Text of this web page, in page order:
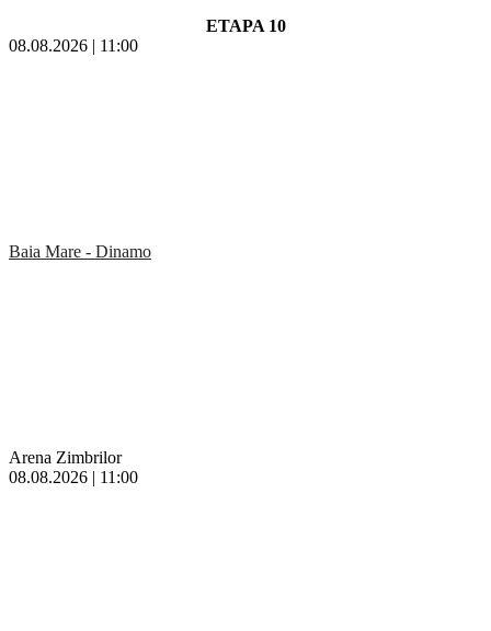
ETAPA 10
08.08.2026 | 11:00
Baia Mare - Dinamo
Arena Zimbrilor
08.08.2026 | 11:00